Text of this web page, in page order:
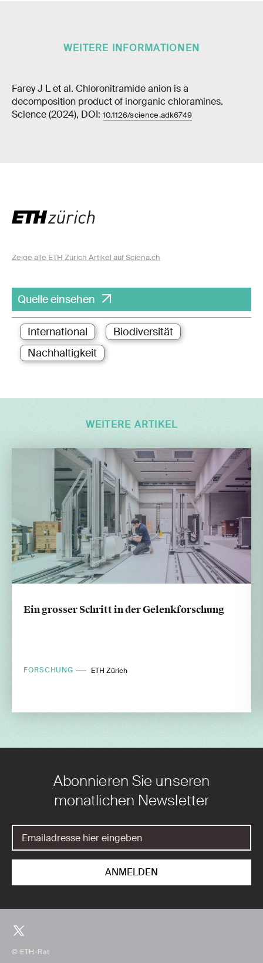
WEITERE INFORMATIONEN
Farey J L et al. Chloronitramide anion is a
decomposition product of inorganic chloramines.
Science (2024), DOI: 10.1126/science.adk6749
Zeige alle ETH Zürich Artikel auf Sciena.ch
Quelle einsehen
International
Biodiversität
Nachhaltigkeit
WEITERE ARTIKEL
Ein grosser Schritt in der Gelenkforschung
FORSCHUNG ETH Zürich
Abonnieren Sie unseren
monatlichen Newsletter
© ETH-Rat